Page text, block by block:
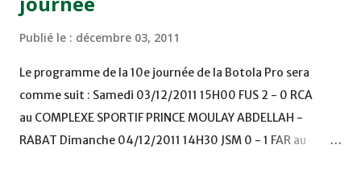
Publié le : décembre 03, 2011
Le programme de la 10e journée de la Botola Pro sera
comme suit : Samedi 03/12/2011 15H00 FUS 2 - 0 RCA
au COMPLEXE SPORTIF PRINCE MOULAY ABDELLAH -
RABAT Dimanche 04/12/2011 14H30 JSM 0 - 1 FAR au